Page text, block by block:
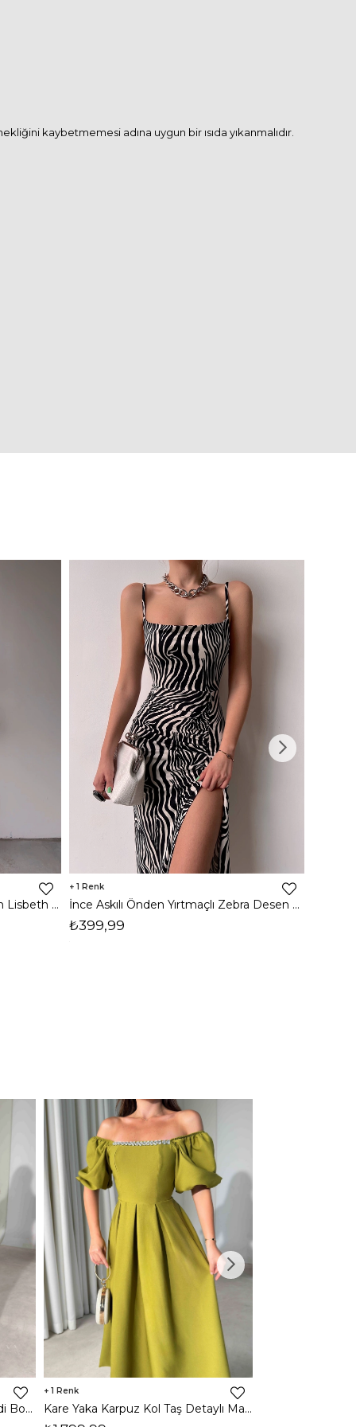
kaybetmemesi adına uygun bir ısıda yıkanmalıdır.
İnce Askılı Önden Yırtmaçlı Uzun Lisbeth Kadın Beyaz Elbise 22K000581
1
İnce Askılı Önden Yırtmaçlı Zebra Desen Citlali Kadın Renkli Elbise 22Y000068
₺399,99
Halter Yaka Önden Yırtmaçlı Midi Boy Kahverengi Hasre Kadın Elbise 26Y502
1
Kare Yaka Karpuz Kol Taş Detaylı Maxi Yağ Yeşili Civo Kadın Elbise 206Y501